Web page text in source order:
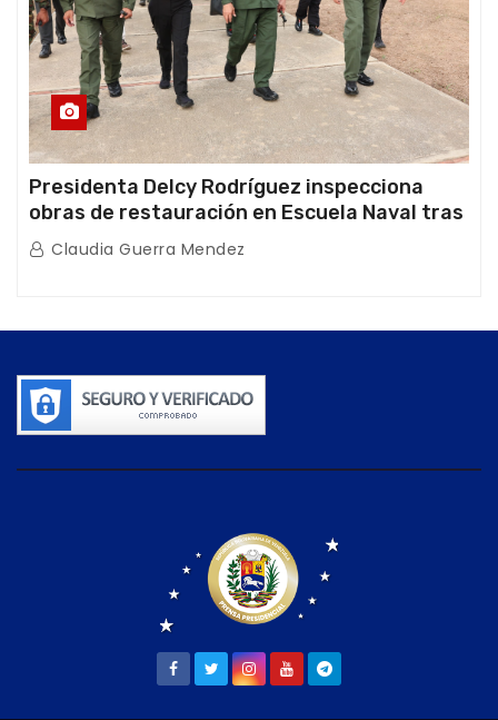
Presidenta Delcy Rodríguez inspecciona
obras de restauración en Escuela Naval tras
afectaciones sísmicas en La Guaira
Claudia Guerra Mendez